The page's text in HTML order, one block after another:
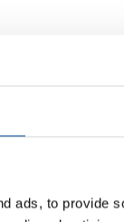
ads, to provide